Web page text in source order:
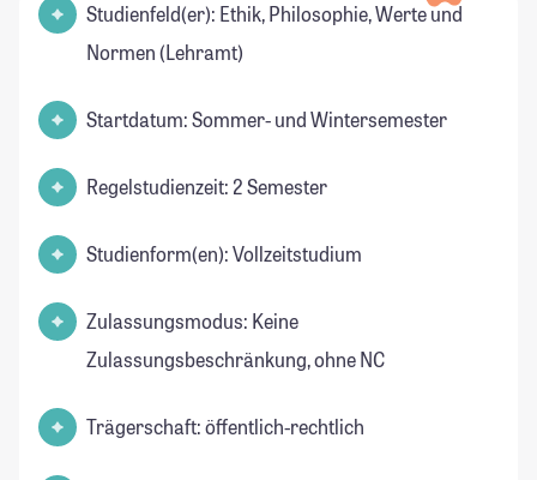
Studienfeld(er): Ethik, Philosophie, Werte und
Normen (Lehramt)
Startdatum: Sommer- und Wintersemester
Regelstudienzeit: 2 Semester
Studienform(en): Vollzeitstudium
Zulassungsmodus: Keine
Zulassungsbeschränkung, ohne NC
Trägerschaft: öffentlich-rechtlich